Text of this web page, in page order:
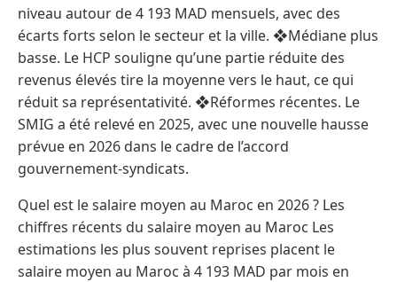
niveau autour de 4 193 MAD mensuels, avec des
écarts forts selon le secteur et la ville. ❖Médiane plus
basse. Le HCP souligne qu’une partie réduite des
revenus élevés tire la moyenne vers le haut, ce qui
réduit sa représentativité. ❖Réformes récentes. Le
SMIG a été relevé en 2025, avec une nouvelle hausse
prévue en 2026 dans le cadre de l’accord
gouvernement-syndicats.
Quel est le salaire moyen au Maroc en 2026 ? Les
chiffres récents du salaire moyen au Maroc Les
estimations les plus souvent reprises placent le
salaire moyen au Maroc à 4 193 MAD par mois en